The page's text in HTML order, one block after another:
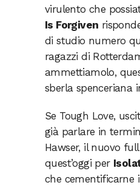
virulento che
Is Forgiven
di studio numero
ragazzi di
ammettiamolo,
sberla spenceriana
Se Tough Love,
già parlare in
Hawser, il nuovo
quest’oggi per
che cementificarne